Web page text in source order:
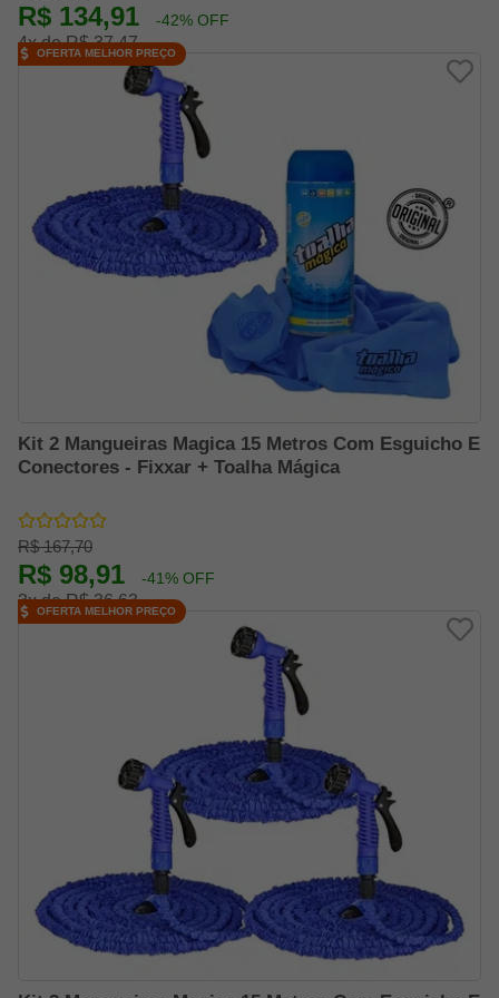
R$ 134,91 -42% OFF
4x de R$ 37,47
Kit 2 Mangueiras Magica 15 Metros Com Esguicho E
Conectores - Fixxar + Toalha Mágica
R$ 167,70
R$ 98,91 -41% OFF
3x de R$ 36,63
OFERTA MELHOR PREÇO
OFERTA MELHOR PREÇO